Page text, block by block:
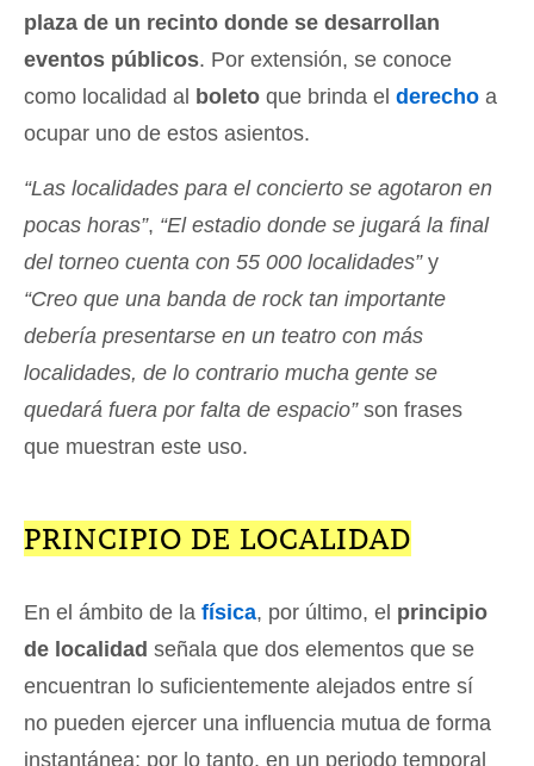
plaza de un recinto donde se desarrollan
eventos públicos. Por extensión, se conoce
como localidad al boleto que brinda el derecho a
ocupar uno de estos asientos.
“Las localidades para el concierto se agotaron en
pocas horas”, “El estadio donde se jugará la final
del torneo cuenta con 55 000 localidades”y
“Creo que una banda de rock tan importante
debería presentarse en un teatro con más
localidades, de lo contrario mucha gente se
quedará fuera por falta de espacio”son frases
que muestran este uso.
PRINCIPIO DE LOCALIDAD
En el ámbito de la física, por último, el principio
de localidad señala que dos elementos que se
encuentran lo suficientemente alejados entre sí
no pueden ejercer una influencia mutua de forma
instantánea; por lo tanto, en un periodo temporal